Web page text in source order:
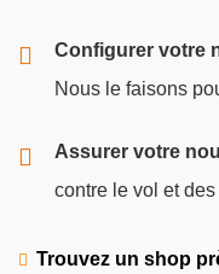
Configurer votre
Nous le faisons
Assurer votre
contre le vol et des
Trouvez un shop